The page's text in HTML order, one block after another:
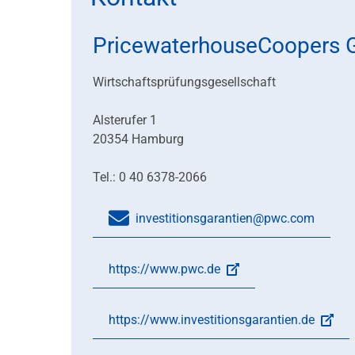
PricewaterhouseCoopers
Wirtschaftsprüfungsgesellschaft
Alsterufer 1
20354 Hamburg
Tel.: 0 40 6378-2066
investitionsgarantien@pwc.com
https://www.pwc.de
https://www.investitionsgarantien.de